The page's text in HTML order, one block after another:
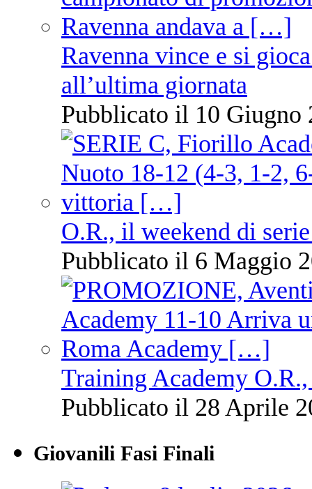
Ravenna vince e si
all’ultima giornata
Pubblicato il 10 Giugno
O.R., il weekend di
Pubblicato il 6 Maggio
Training Academy
Pubblicato il 28 Aprile
Giovanili Fasi Finali